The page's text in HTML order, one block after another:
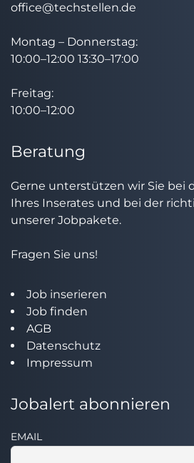
office@techstellen.de
Montag – Donnerstag:
10:00–12:00 13:30–17:00
Freitag:
10:00–12:00
Beratung
Gerne unterstützen wir Sie bei
Ihres Inserates und bei der
unserer Jobpakete.
Fragen Sie uns!
Job inserieren
Job finden
AGB
Datenschutz
Impressum
Jobalert abonnieren
EMAIL